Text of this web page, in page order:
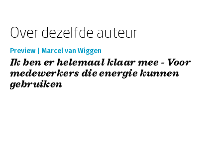
Over dezelfde auteur
Preview | Marcel van Wiggen
Ik ben er helemaal klaar mee - Voor
medewerkers die energie kunnen
gebruiken